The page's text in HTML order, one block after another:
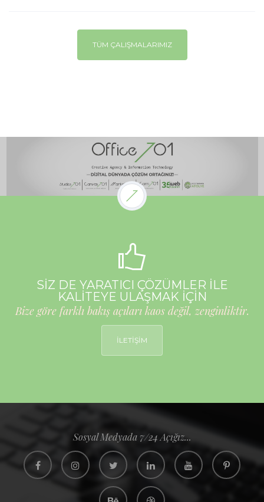
TÜM ÇALIŞMALARIMIZ
SİZ DE YARATICI ÇÖZÜMLER İLE
KALİTEYE ULAŞMAK İÇİN
Bize göre farklı bakış açıları kaos değil, zenginliktir.
İLETİŞİM
Sosyal Medyada 7/24 Açığız...